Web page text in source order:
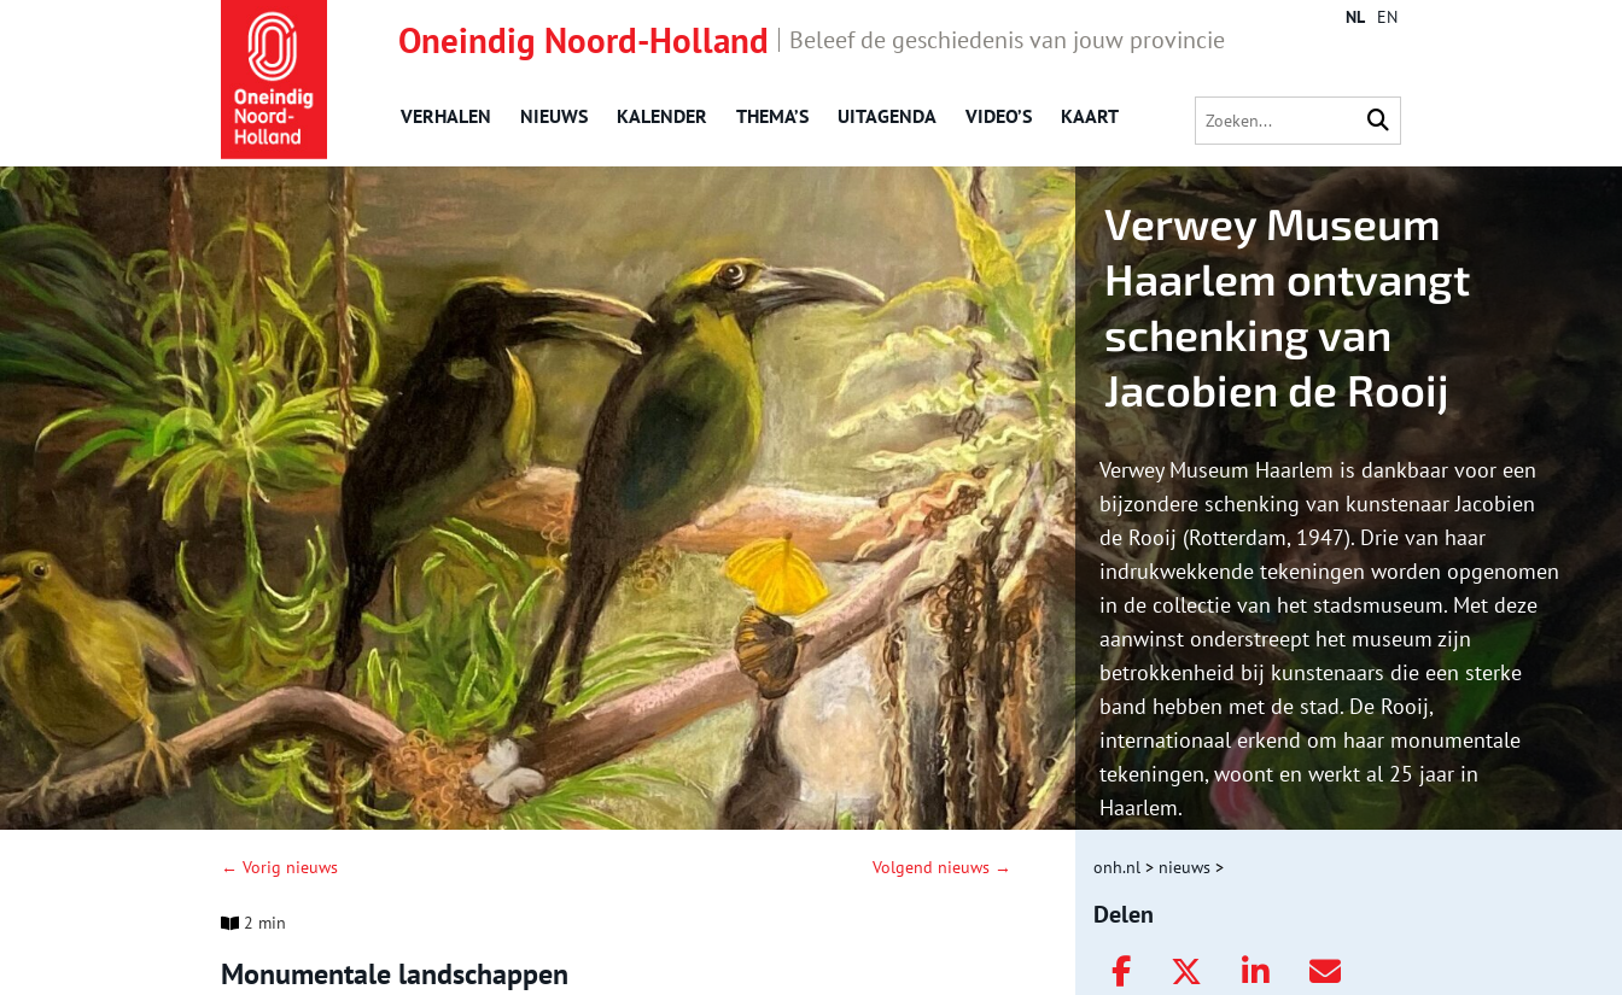
Oneindig Noord-Holland Beleef de geschiedenis van jouw provincie
VERHALEN NIEUWS KALENDER THEMA’S UITAGENDA VIDEO’S KAART
NL EN
Verwey Museum
Haarlem ontvangt
schenking van
Jacobien de Rooij
Verwey Museum Haarlem is dankbaar voor een
bijzondere schenking van kunstenaar Jacobien
de Rooij (Rotterdam, 1947). Drie van haar
indrukwekkende tekeningen worden opgenomen
in de collectie van het stadsmuseum. Met deze
aanwinst onderstreept het museum zijn
betrokkenheid bij kunstenaars die een sterke
band hebben met de stad. De Rooij,
internationaal erkend om haar monumentale
tekeningen, woont en werkt al 25 jaar in
Haarlem.
← Vorig nieuws Volgend nieuws →
2 min
Monumentale landschappen
onh.nl > nieuws >
Delen